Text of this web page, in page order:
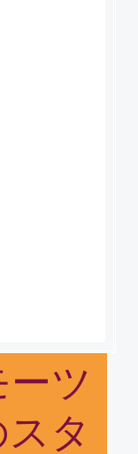
ツ
タ